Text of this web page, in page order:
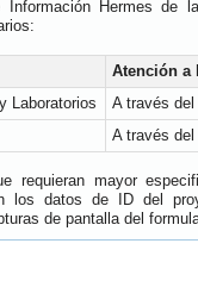
Información Hermes de
Atención a
Laboratorios
A través del
A través del
requieran mayor
los datos de ID del
de pantalla del